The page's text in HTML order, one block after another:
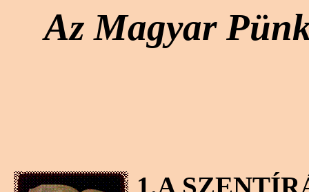
Az Magyar